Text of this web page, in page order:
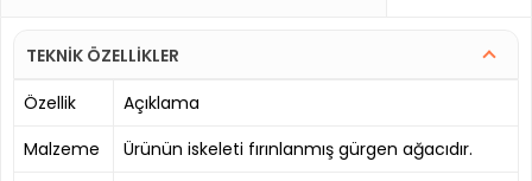
TEKNİK ÖZELLİKLER
Özellik
Açıklama
Malzeme
Ürünün iskeleti fırınlanmış gürgen ağacıdır.